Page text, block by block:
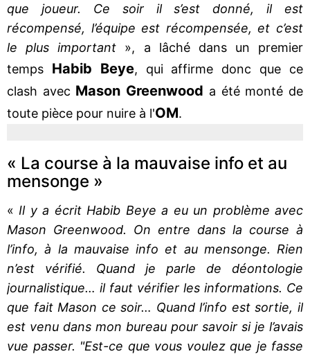
que joueur. Ce soir il s’est donné, il est
récompensé, l’équipe est récompensée, et c’est
le plus important », a lâché dans un premier
temps Habib Beye, qui affirme donc que ce
clash avec Mason Greenwood a été monté de
toute pièce pour nuire à l'OM.
« La course à la mauvaise info et au
mensonge »
« Il y a écrit Habib Beye a eu un problème avec
Mason Greenwood. On entre dans la course à
l’info, à la mauvaise info et au mensonge. Rien
n’est vérifié. Quand je parle de déontologie
journalistique… il faut vérifier les informations. Ce
que fait Mason ce soir… Quand l’info est sortie, il
est venu dans mon bureau pour savoir si je l’avais
vue passer. "Est-ce que vous voulez que je fasse